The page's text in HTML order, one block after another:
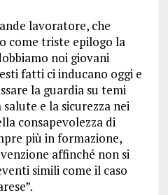
lavoratore, che
come triste epilogo la
noi giovani
fatti ci inducano oggi e
la guardia su temi
e la sicurezza nei
consapevolezza di
più in formazione,
affinché non si
simili come il caso